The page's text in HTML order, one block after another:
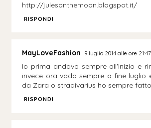
http://julesonthemoon.blogspot.it/
RISPONDI
MayLoveFashion 9 luglio 2014 alle ore 21:47
Io prima andavo sempre all'inizio e
invece ora vado sempre a fine luglio
da Zara o stradivarius ho sempre
RISPONDI